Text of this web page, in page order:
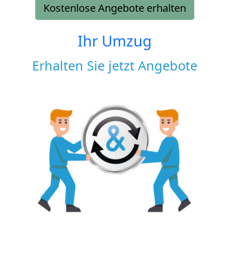
Kostenlose Angebote erhalten
Ihr Umzug
Erhalten Sie jetzt Angebote